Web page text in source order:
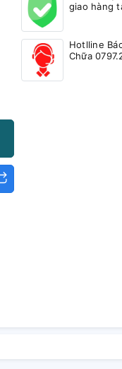
giao hàng
Hotlline
Chữa